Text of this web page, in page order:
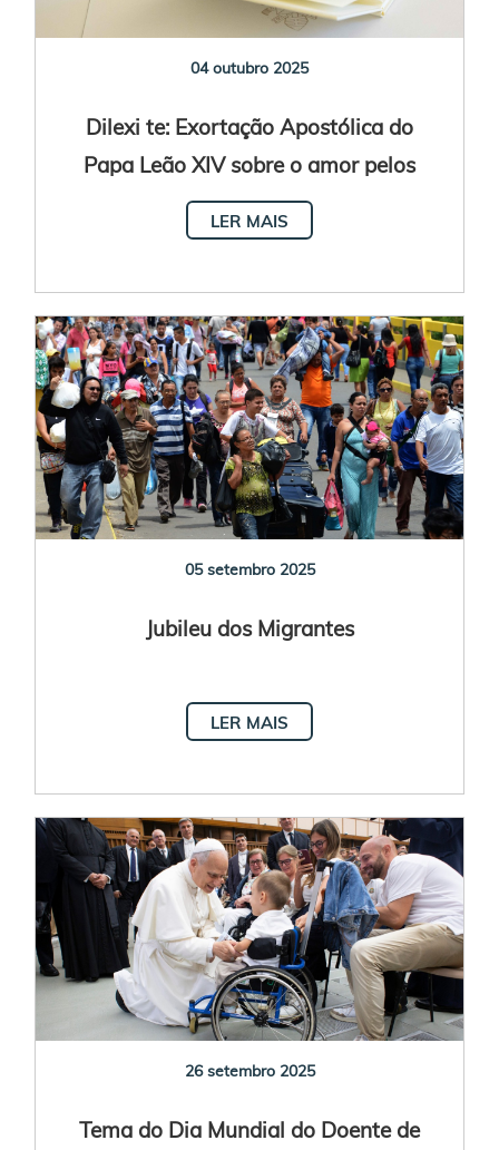
04 outubro 2025
Dilexi te: Exortação Apostólica do
Papa Leão XIV sobre o amor pelos
pobres
LER MAIS
05 setembro 2025
Jubileu dos Migrantes
LER MAIS
26 setembro 2025
Tema do Dia Mundial do Doente de